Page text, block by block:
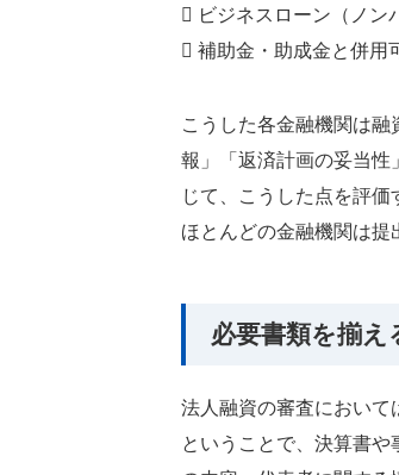
 ビジネスローン（ノン
 補助金・助成金と併用
こうした各金融機関は
報」「返済計画の妥当
じて、こうした点を評
ほとんどの金融機関は提
必要書類を揃
法人融資の審査におい
ということで、決算書